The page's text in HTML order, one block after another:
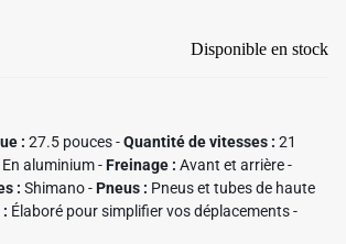
Disponible en stock
: 27.5 pouces -Quantité de vitesses : 21
En aluminium -Freinage : Avant et arrière -
: Shimano -Pneus : Pneus et tubes de haute
Élaboré pour simplifier vos déplacements -
✱